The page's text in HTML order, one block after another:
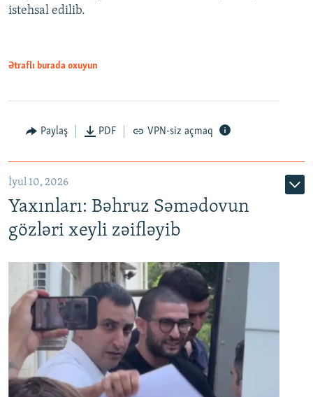
istehsal edilib.
Ətraflı burada oxuyun
Paylaş PDF VPN-siz açmaq
İyul 10, 2026
Yaxınları: Bəhruz Səmədovun
gözləri xeyli zəifləyib